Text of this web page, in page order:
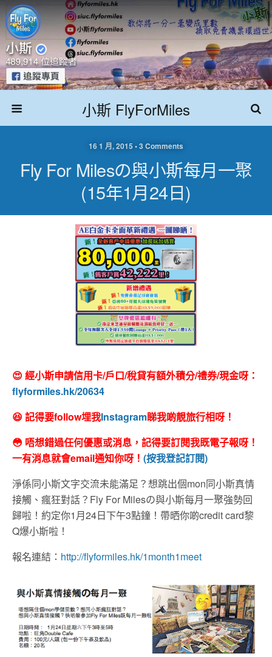
小斯 FlyForMiles
16 1 月, 2015 • 3 Comments
Fly For Milesの與小斯每月一聚
(15年1月24日)
😍 經小斯申請信用卡/戶口/稅貸有額外積分/禮券/現金呀：
flyformiles.hk/20634
😆 記得要follow埋我Instagram睇我啲靚旅行相呀！
😳 唔想錯過任何優惠或消息，記得要訂閱我既電子報呀！
一有消息就會email通知你呀！ (按我登記訂閱)
淨係同小斯文字交流未能滿足？想跳出個mon同小斯真情
接觸、瘋狂對話？Fly For Milesの與小斯每月一聚強勢回
歸啦！約定你1月24日下午3點鐘！帶晒你啲credit card黎
Q爆小斯啦！
報名連結： http://flyformiles.hk/1month1meet